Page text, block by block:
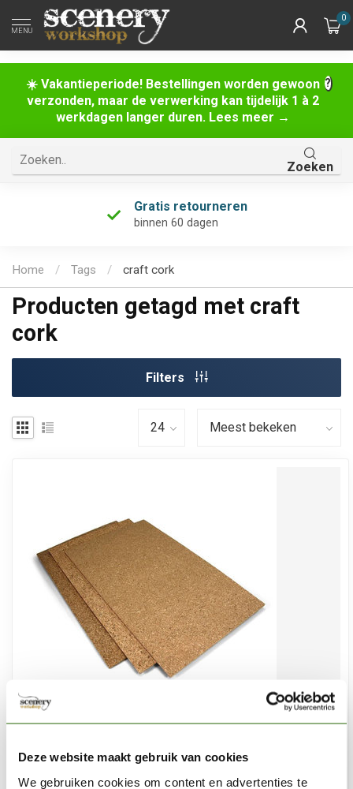
Deze website maakt gebruik van cookies
We gebruiken cookies om content en advertenties te
☀️ Vakantieperiode! Bestellingen worden gewoon
verzonden, maar de verwerking kan tijdelijk 1 à 2
werkdagen langer duren. Lees meer →
MENU
0
Zoeken
Gratis retourneren
binnen 60 dagen
Home / Tags / craft cork
Producten getagd met craft
cork
Filters
Kurk Vel Fijn - 20cm x 30cm x 1mm - 2x - AK8046